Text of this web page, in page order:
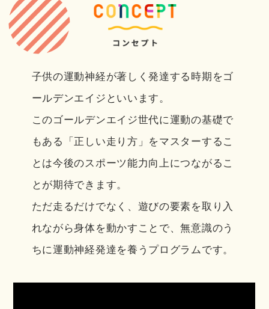
子供の運動神経が著しく発達する時期をゴ
ールデンエイジといいます。
このゴールデンエイジ世代に運動の基礎で
もある「正しい走り方」をマスターするこ
とは今後のスポーツ能力向上につながるこ
とが期待できます。
ただ走るだけでなく、遊びの要素を取り入
れながら身体を動かすことで、無意識のう
ちに運動神経発達を養うプログラムです。